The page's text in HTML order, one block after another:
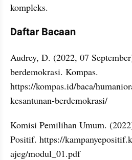
kompleks.
Daftar Bacaan
Audrey, D. (2022, 07
berdemokrasi. Kompas.
https://kompas.id/baca/
kesantunan-berdemokrasi/
Komisi Pemilihan Umum.
Positif. https://
ajeg/modul_01.pdf